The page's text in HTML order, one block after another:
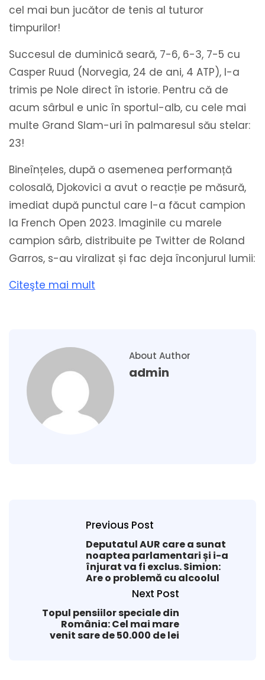
cel mai bun jucător de tenis al tuturor
timpurilor!
Succesul de duminică seară, 7-6, 6-3, 7-5 cu
Casper Ruud (Norvegia, 24 de ani, 4 ATP), l-a
trimis pe Nole direct în istorie. Pentru că de
acum sârbul e unic în sportul-alb, cu cele mai
multe Grand Slam-uri în palmaresul său stelar:
23!
Bineînțeles, după o asemenea performanță
colosală, Djokovici a avut o reacție pe măsură,
imediat după punctul care l-a făcut campion
la French Open 2023. Imaginile cu marele
campion sârb, distribuite pe Twitter de Roland
Garros, s-au viralizat și fac deja înconjurul lumii:
Citeşte mai mult
About Author
admin
Previous Post
Deputatul AUR care a sunat
noaptea parlamentari și i-a
înjurat va fi exclus. Simion:
Are o problemă cu alcoolul
Next Post
Topul pensiilor speciale din
România: Cel mai mare
venit sare de 50.000 de lei